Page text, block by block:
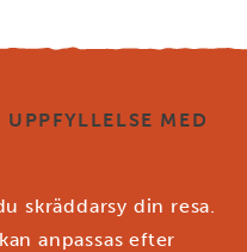
MED
skräddarsy din resa.
anpassas efter